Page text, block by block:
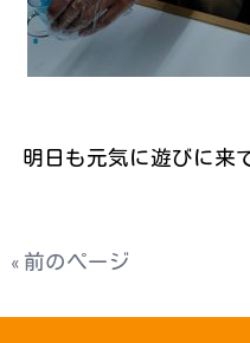
明日も元気に遊びに来
« 前のページ